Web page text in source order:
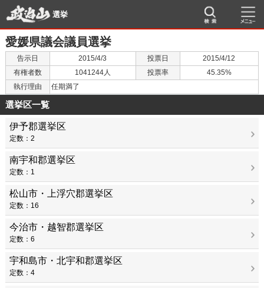
選挙
愛媛県議会議員選挙
告示日 2015/4/3 投票日
2015/4/12
有権者数
1041244人 投票率
45.35%
執行理由
任期満了
選挙区一覧
伊予郡選挙区
定数：2
南宇和郡選挙区
定数：1
松山市・上浮穴郡選挙区
定数：16
今治市・越智郡選挙区
定数：6
宇和島市・北宇和郡選挙区
定数：4